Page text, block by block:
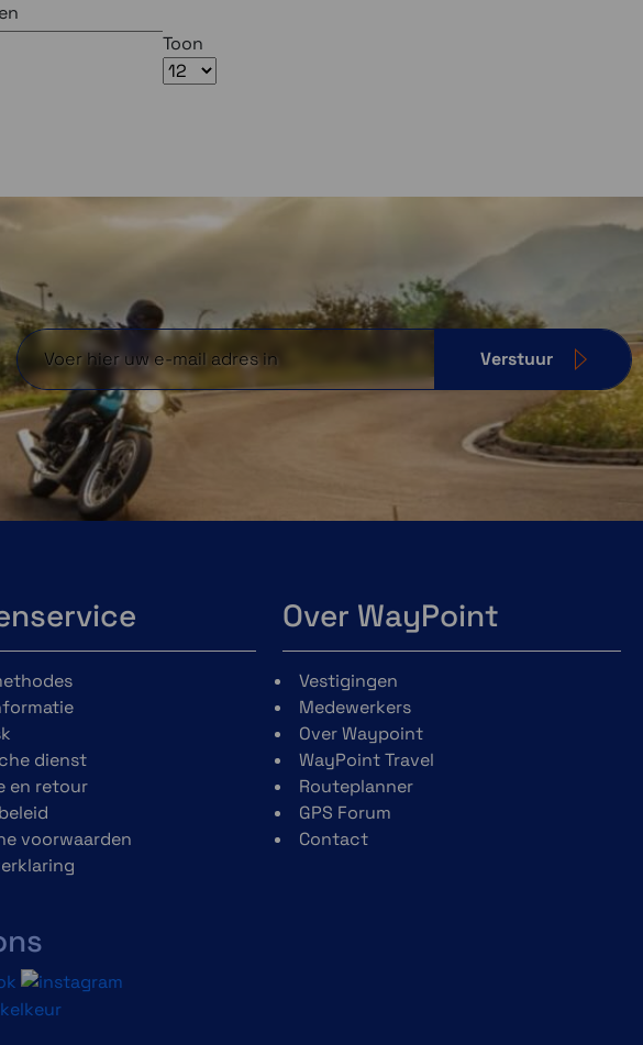
Toon
Verstuur
dienst
en retour
voorwaarden
Over WayPoint
Vestigingen
Medewerkers
Over Waypoint
WayPoint Travel
Routeplanner
GPS Forum
Contact